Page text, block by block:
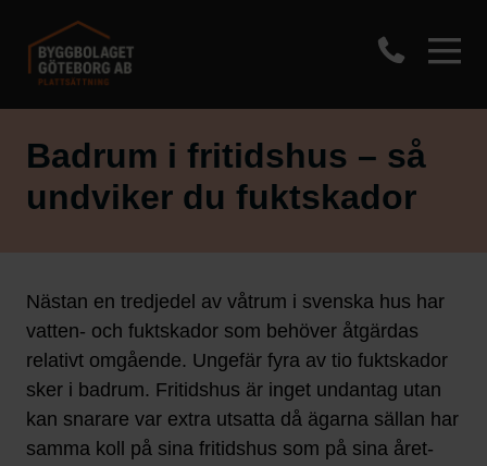
Badrum i fritidshus – så
undviker du fuktskador
Nästan en tredjedel av våtrum i svenska hus har
vatten- och fuktskador som behöver åtgärdas
relativt omgående. Ungefär fyra av tio fuktskador
sker i badrum. Fritidshus är inget undantag utan
kan snarare var extra utsatta då ägarna sällan har
samma koll på sina fritidshus som på sina året-